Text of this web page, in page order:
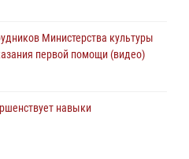
Министерства культуры
первой помощи (видео)
навыки